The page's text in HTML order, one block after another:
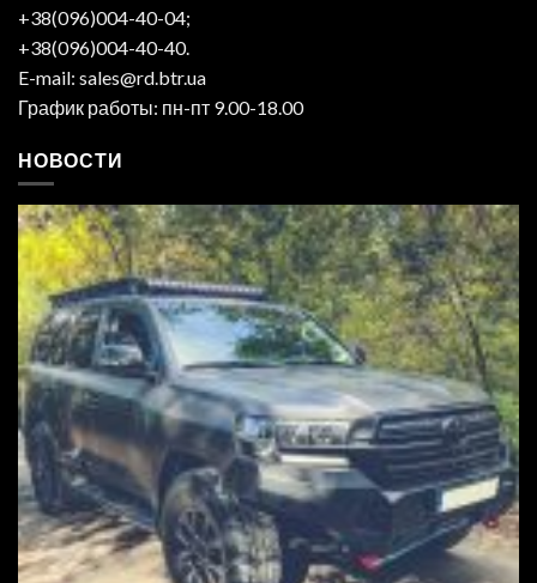
+38(096)004-40-04;
+38(096)004-40-40.
E-mail: sales@rd.btr.ua
График работы: пн-пт 9.00-18.00
НОВОСТИ